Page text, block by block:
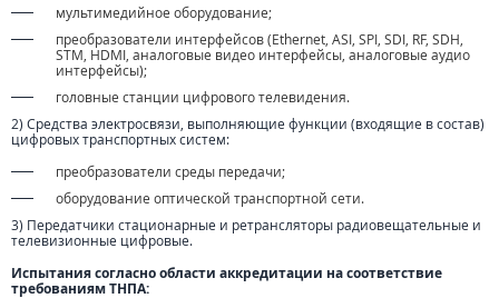
мультимедийное оборудование;
преобразователи интерфейсов (Ethernet, ASI, SPI, SDI, RF, SDH,
STM, HDMI, аналоговые видео интерфейсы, аналоговые аудио
интерфейсы);
головные станции цифрового телевидения.
2) Средства электросвязи, выполняющие функции (входящие в состав)
цифровых транспортных систем:
преобразователи среды передачи;
оборудование оптической транспортной сети.
3) Передатчики стационарные и ретрансляторы радиовещательные и
телевизионные цифровые.
Испытания согласно области аккредитации на соответствие
требованиям ТНПА: